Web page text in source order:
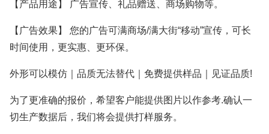
【产品用途】 广告宣传、礼品赠送、商场购物等。
【广告效果】 您的广告可满商场/满大街“移动”宣传，可长
时间使用，更实惠、更环保。
外形可以模仿｜品质无法替代｜免费提供样品｜见证品质!
为了更准确的报价，希望客户能提供图片以作参考.确认一
切生产数据后，我们将会提供打样服务。